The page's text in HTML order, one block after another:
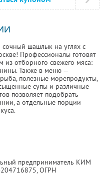
шашлык на углях с
Профессионалы готовят
отборного свежего мяса:
Также в меню —
полезные морепродукты,
супы и различные
позволяет подобрать
а отдельные порции
предприниматель КИМ
, ОГРН